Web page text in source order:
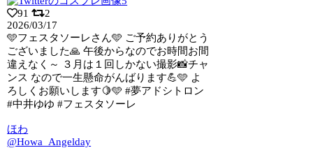
91
2
2026/03/17
🩵フェスタソーレさん🩵 ご予約ありがとう
ございました🙏 午後からなのでお時間お間
違えなく～ ３月は１回しかない撮影📸チャ
ンス なので一生懸命がんばります💪🩵 よ
ろしくお願いします🍋🩵 #夢アドシトロン
#中井ゆゆ #フェスタソーレ
ほわ
@Howa_Angelday